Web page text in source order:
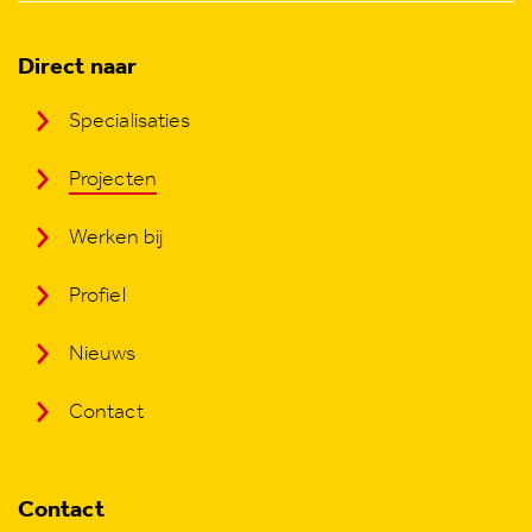
Direct naar
Specialisaties
Projecten
Werken bij
Profiel
Nieuws
Contact
Contact